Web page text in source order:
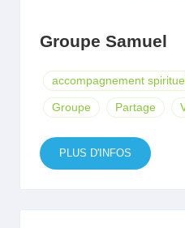
Groupe Samuel
accompagnement
Groupe Partage
PLUS D'INFOS